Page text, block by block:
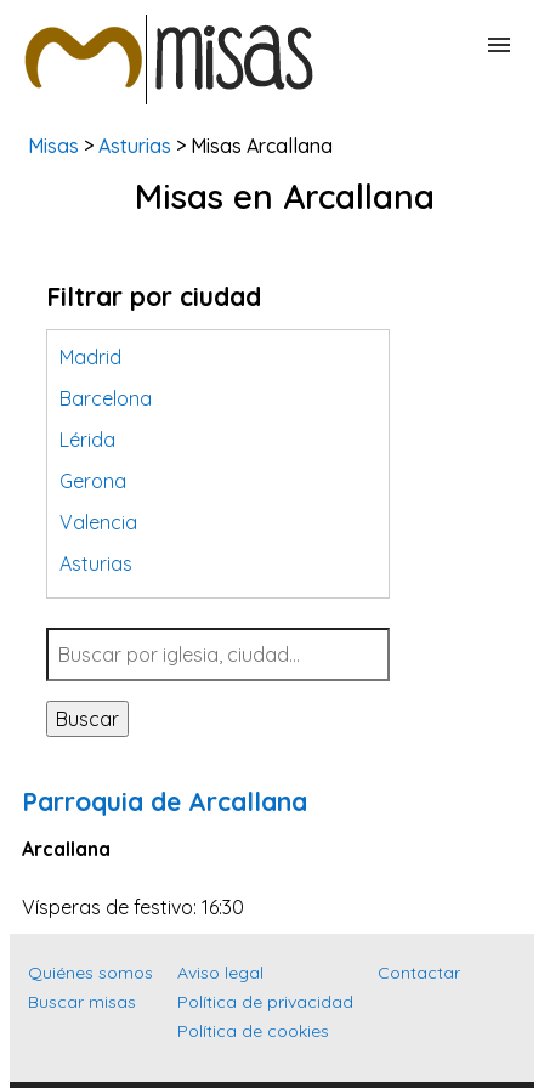
BUSCAR MISAS
Misas > Asturias > Misas Arcallana
Misas en Arcallana
Filtrar por ciudad
Madrid
Barcelona
Lérida
Gerona
Valencia
Asturias
Tarragona
Navarra
Valladolid
Sevilla
Santa Cruz de Tenerife
Cantabria
Islas Baleares
Málaga
Buscar
Parroquia de Arcallana
Arcallana
Vísperas de festivo: 16:30
Quiénes somos
Buscar misas
Aviso legal
Política de privacidad
Política de cookies
Contactar